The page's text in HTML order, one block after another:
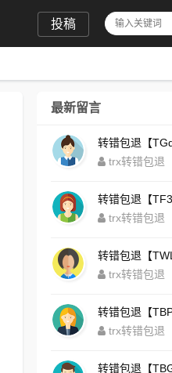
投稿
最新留言
trx转错包退
trx转错包退
trx转错包退
trx转错包退